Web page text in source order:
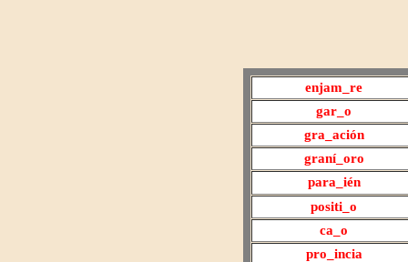
enjam _re
gar _o
gra _ación
graní_oro
para _ién
positi _o
ca _o
pro _incia